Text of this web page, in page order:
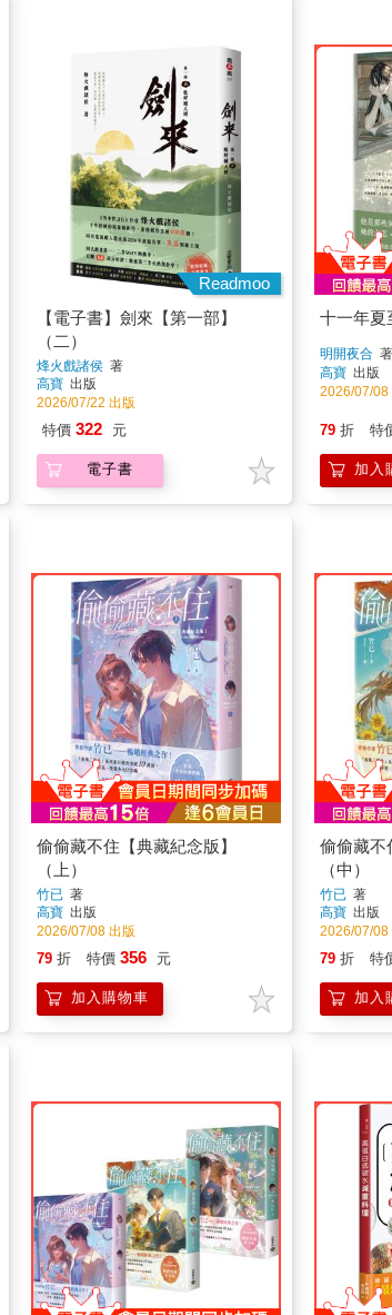
Readmoo
【電子書】劍來【第一部】
（二）
烽火戲諸侯著
出版
2026/07/22 出版
特價 322 元
電子書
十一年
明開夜合著
出版
2026/07/
折 特
加入
偷偷藏不住【典藏紀念版】
（上）
著
2026/07/08 出版
特價 356 元
加入購物車
偷偷藏
（中）
著
出版
2026/07/
特
加入
偷偷藏不住【典藏紀念版】（上
中下套書）
竹已著
高寶出版
2026/07/08 出版
79 折 特價 1027 元
加入購物車
高蛋白
壓力，
味瘦身食
Mini 朴志宇
出版
2026/07/08
特
加入